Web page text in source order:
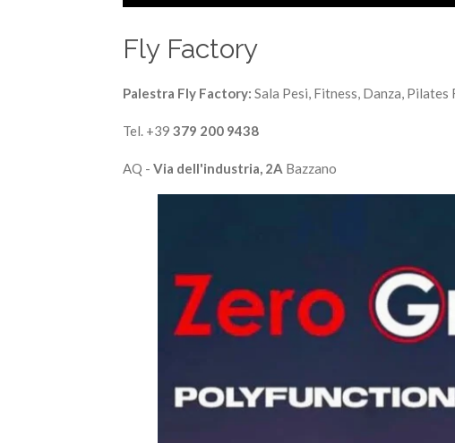
a
Fly Factory
Palestra Fly Factory: Sala Pesi, Fitness, Danza,
Tel. +39 379 200 9438
AQ - Via dell'industria, 2A Bazzano